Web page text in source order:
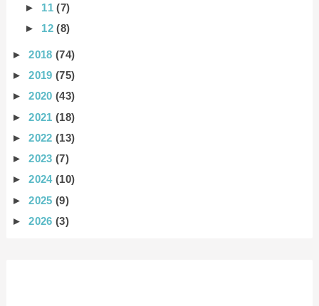
► 11(7)
► 12(8)
►2018(74)
►2019(75)
►2020(43)
►2021(18)
►2022(13)
►2023(7)
►2024(10)
►2025(9)
►2026(3)